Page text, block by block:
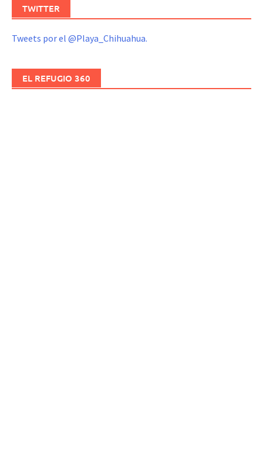
TWITTER
Tweets por el @Playa_Chihuahua.
EL REFUGIO 360